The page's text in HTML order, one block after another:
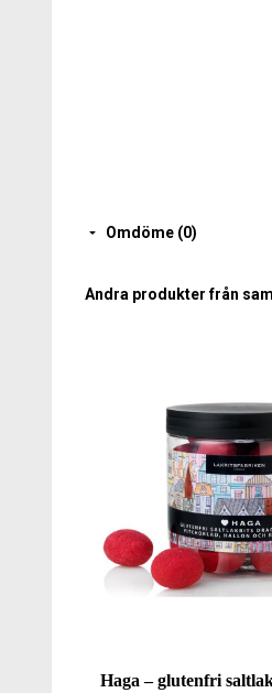
Omdöme (0)
Andra produkter från
Haga – glutenfri